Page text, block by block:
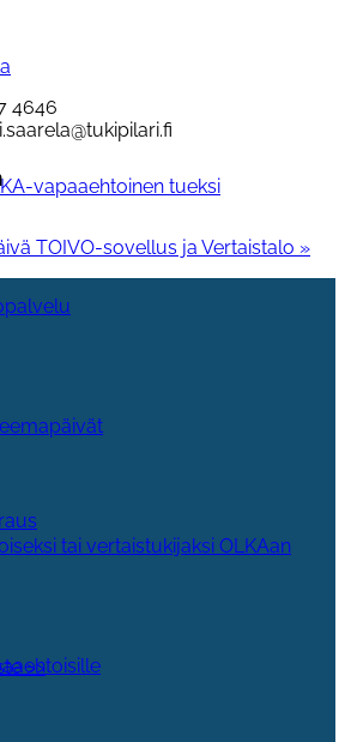
vapaaehtoinen tueksi
tai vertaistukijaksi OLKAan
4646
TOIVO-sovellus ja Vertaistalo »
>>